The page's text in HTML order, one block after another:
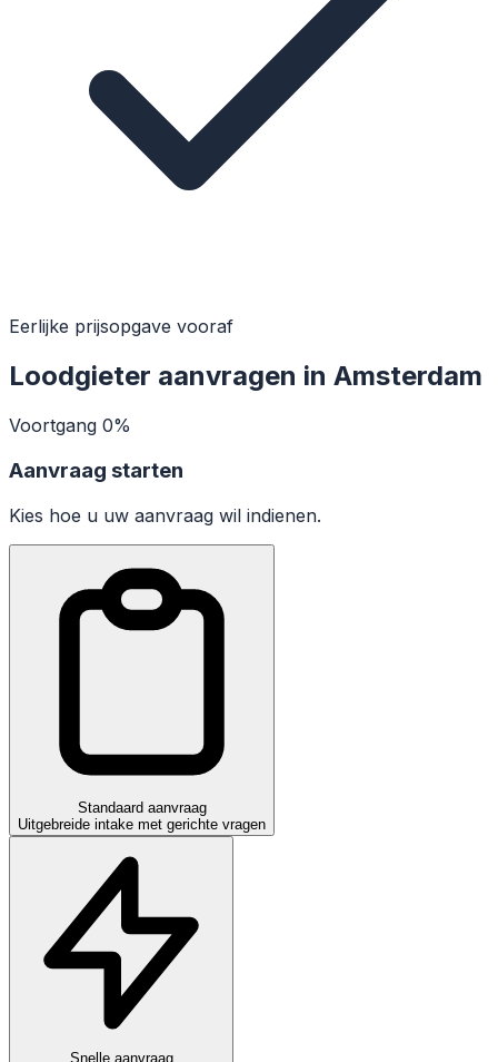
Eerlijke prijsopgave vooraf
Loodgieter aanvragen in Amsterdam
Voortgang 0%
Aanvraag starten
Kies hoe u uw aanvraag wil indienen.
Standaard aanvraag
Uitgebreide intake met gerichte vragen
Snelle aanvraag